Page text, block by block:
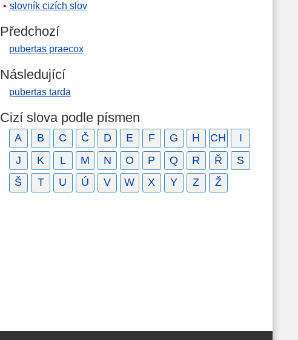
slovník cizích slov
Předchozí
pubertas praecox
Následující
pubertas tarda
Cizí slova podle písmen
A B C Č D E F G H CH
I
J
K L M N O P Q R Ř
S
Š
T U Ú V W X Y Z Ž